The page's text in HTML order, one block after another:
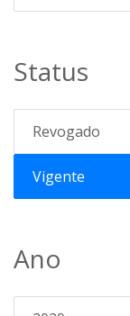
Status
Revogado
Vigente
Ano